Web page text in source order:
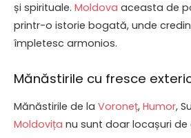
și spirituale. Moldova aceasta de
printr-o istorie bogată, unde
împletesc armonios.
Mănăstirile cu fresce
Mănăstirile de la Voroneț, Humor,
Moldovița nu sunt doar locașuri